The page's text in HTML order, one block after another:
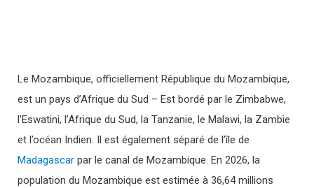
Le Mozambique, officiellement République du Mozambique,
est un pays d’Afrique du Sud – Est bordé par le Zimbabwe,
l’Eswatini, l’Afrique du Sud, la Tanzanie, le Malawi, la Zambie
et l’océan Indien. Il est également séparé de l’île de
Madagascar par le canal de Mozambique. En 2026, la
population du Mozambique est estimée à 36,64 millions